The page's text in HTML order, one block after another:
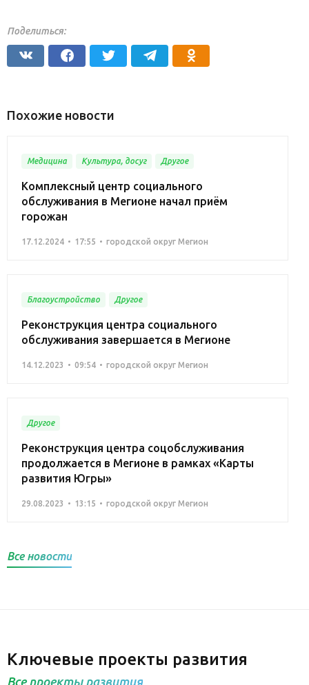
Поделиться:
Похожие новости
Медицина Культура, досуг Другое
Комплексный центр социального
обслуживания в Мегионе начал приём
горожан
17.12.2024 17:55 городской округ Мегион
Благоустройство Другое
Реконструкция центра социального
обслуживания завершается в Мегионе
14.12.2023 09:54 городской округ Мегион
Другое
Реконструкция центра соцобслуживания
продолжается в Мегионе в рамках «Карты
развития Югры»
29.08.2023 13:15 городской округ Мегион
Все новости
Ключевые проекты развития
Все проекты развития